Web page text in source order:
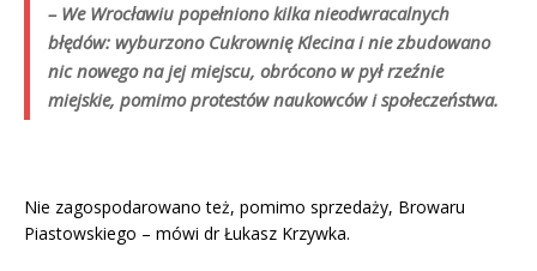
– We Wrocławiu popełniono kilka nieodwracalnych
błędów: wyburzono Cukrownię Klecina i nie zbudowano
nic nowego na jej miejscu, obrócono w pył rzeźnie
miejskie, pomimo protestów naukowców i społeczeństwa.
Nie zagospodarowano też, pomimo sprzedaży, Browaru
Piastowskiego – mówi dr Łukasz Krzywka.